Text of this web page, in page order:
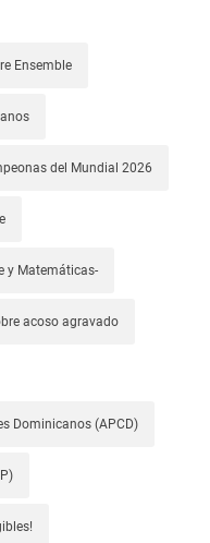
Ensemble
del Mundial 2026
y Matemáticas-
acoso agravado
Dominicanos (APCD)